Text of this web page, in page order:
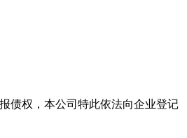
债权，本公司特此依法向企业登记